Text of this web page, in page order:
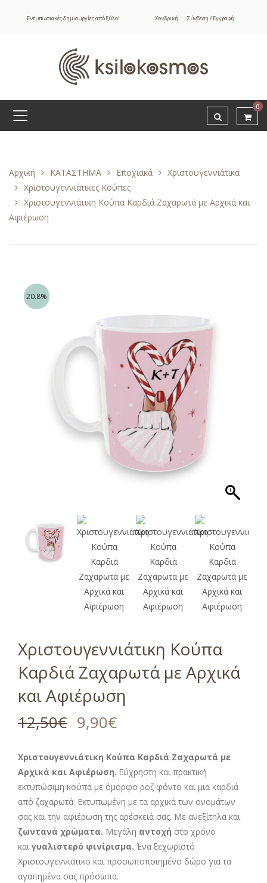
Εντυπωσιακές δημιουργίες από ξύλο! Χονδρική Σύνδεση / Εγγραφή
0
Αρχική ΚΑΤΑΣΤΗΜΑ Εποχιακά
Χριστουγεννιάτικα
Χριστουγεννιάτικες Κούπες
Χριστουγεννιάτικη Κούπα Καρδιά Ζαχαρωτά με Αρχικά και
Αφιέρωση
20.8%
Χριστουγεννιάτικη Κούπα
Καρδιά Ζαχαρωτά με Αρχικά
και Αφιέρωση
12,50€ 9,90€
Χριστουγεννιάτικη Κούπα Καρδιά Ζαχαρωτά με
Αρχικά και Αφιέρωση. Εύχρηστη και πρακτική
εκτυπώσιμη κούπα με όμορφο ροζ φόντο και μια καρδιά
από ζαχαρωτά. Εκτυπωμένη με τα αρχικά των ονομάτων
σας και την αφιέρωση της αρέσκειά σας. Με ανεξίτηλα και
ζωντανά χρώματα. Μεγάλη αντοχή στο χρόνο
και γυαλιστερό φινίρισμα. Ένα ξεχωριστό
Χριστουγεννιάτικο και προσωποποιημένο δώρο για τα
αγαπημένα σας πρόσωπα.